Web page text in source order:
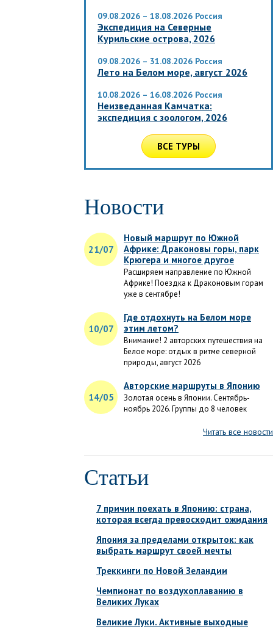
09.08.2026 – 18.08.2026 Россия
Экспедиция на Северные
Курильские острова, 2026
09.08.2026 – 31.08.2026 Россия
Лето на Белом море, август 2026
10.08.2026 – 16.08.2026 Россия
Неизведанная Камчатка:
экспедиция с зоологом, 2026
ВСЕ ТУРЫ
Новости
21/07
Новый маршрут по Южной
Африке: Драконовы горы, парк
Крюгера и многое другое
Расширяем направление по Южной
Африке! Поездка к Драконовым горам
уже в сентябре!
10/07
Где отдохнуть на Белом море
этим летом?
Внимание! 2 авторских путешествия на
Белое море: отдых в ритме северной
природы, август 2026
14/05
Авторские маршруты в Японию
Золотая осень в Японии. Сентябрь-
ноябрь 2026. Группы до 8 человек
Читать все новости
Статьи
7 причин поехать в Японию: страна,
которая всегда превосходит ожидания
Япония за пределами открыток: как
выбрать маршрут своей мечты
Треккинги по Новой Зеландии
Чемпионат по воздухоплаванию в
Великих Луках
Великие Луки. Активные выходные